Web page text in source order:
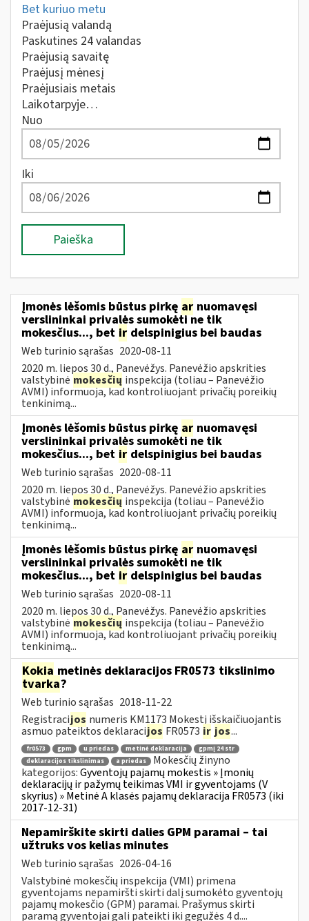
Bet kuriuo metu
Praėjusią valandą
Paskutines 24 valandas
Praėjusią savaitę
Praėjusį mėnesį
Praėjusiais metais
Laikotarpyje…
Nuo
Iki
Paieška
Įmonės lėšomis būstus pirkę ar nuomavęsi
verslininkai privalės sumokėti ne tik
mokesčius..., bet ir delspinigius bei baudas
Web turinio sąrašas 2020-08-11
2020 m. liepos 30 d., Panevėžys. Panevėžio apskrities
valstybinė mokesčių inspekcija (toliau – Panevėžio
AVMI) informuoja, kad kontroliuojant privačių poreikių
tenkinimą...
Įmonės lėšomis būstus pirkę ar nuomavęsi
verslininkai privalės sumokėti ne tik
mokesčius..., bet ir delspinigius bei baudas
Web turinio sąrašas 2020-08-11
2020 m. liepos 30 d., Panevėžys. Panevėžio apskrities
valstybinė mokesčių inspekcija (toliau – Panevėžio
AVMI) informuoja, kad kontroliuojant privačių poreikių
tenkinimą...
Įmonės lėšomis būstus pirkę ar nuomavęsi
verslininkai privalės sumokėti ne tik
mokesčius..., bet ir delspinigius bei baudas
Web turinio sąrašas 2020-08-11
2020 m. liepos 30 d., Panevėžys. Panevėžio apskrities
valstybinė mokesčių inspekcija (toliau – Panevėžio
AVMI) informuoja, kad kontroliuojant privačių poreikių
tenkinimą...
Kokia metinės deklaracijos FR0573 tikslinimo
tvarka?
Web turinio sąrašas 2018-11-22
Registracijos numeris KM1173 Mokestį išskaičiuojantis
asmuo pateiktos deklaracijos FR0573 ir jos...
fr0573 gpm u priedas metinė deklaracija
gpmį 24 str
deklaracijos tikslinimas
a priedas
Mokesčių žinyno
kategorijos:Gyventojų pajamų mokestis » Įmonių
deklaracijų ir pažymų teikimas VMI ir gyventojams (V
skyrius) » Metinė A klasės pajamų deklaracija FR0573 (iki
2017-12-31)
Nepamirškite skirti dalies GPM paramai – tai
užtruks vos kelias minutes
Web turinio sąrašas 2026-04-16
Valstybinė mokesčių inspekcija (VMI) primena
gyventojams nepamiršti skirti dalį sumokėto gyventojų
pajamų mokesčio (GPM) paramai. Prašymus skirti
paramą gyventojai gali pateikti iki gegužės 4 d....